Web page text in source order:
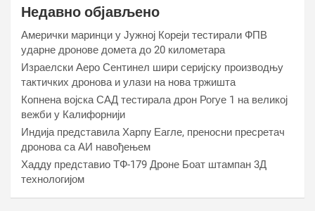
Недавно објављено
Амерички маринци у Јужној Кореји тестирали ФПВ
ударне дронове домета до 20 километара
Израелски Аеро Сентинел шири серијску производњу
тактичких дронова и улази на нова тржишта
Копнена војска САД тестирала дрон Рогуе 1 на великој
вежби у Калифорнији
Индија представила Харпy Еагле, преносни пресретач
дронова са АИ навођењем
Хаддy представио ТФ-179 Дроне Боат штампан 3Д
технологијом